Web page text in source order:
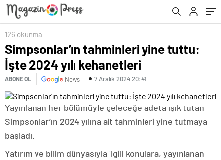
126 okunma
Simpsonlar’ın tahminleri yine tuttu:
İşte 2024 yılı kehanetleri
ABONE OL News 7 Aralık 2024 20:41
Yayınlanan her bölümüyle geleceğe adeta ışık tutan
Simpsonlar’ın 2024 yılına ait tahminleri yine tutmaya
başladı.
Yatırım ve bilim dünyasıyla ilgili konulara, yayınlanan